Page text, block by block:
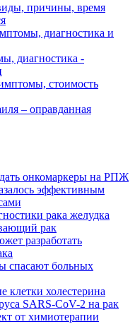
причины, время
диагностика и
диагностика -
стоимость
– оправданная
онкомаркеры на РПЖ
эффективным
рака желудка
рак
разработать
спасают больных
клетки холестерина
SARS-CoV-2 на рак
от химиотерапии